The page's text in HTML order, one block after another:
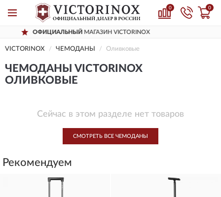
0 0
МАГАЗИН VICTORINOX
VICTORINOX ЧЕМОДАНЫ Оливковые
ЧЕМОДАНЫ VICTORINOX
ОЛИВКОВЫЕ
Сейчас в этом разделе нет товаров
СМОТРЕТЬ ВСЕ ЧЕМОДАНЫ
Рекомендуем